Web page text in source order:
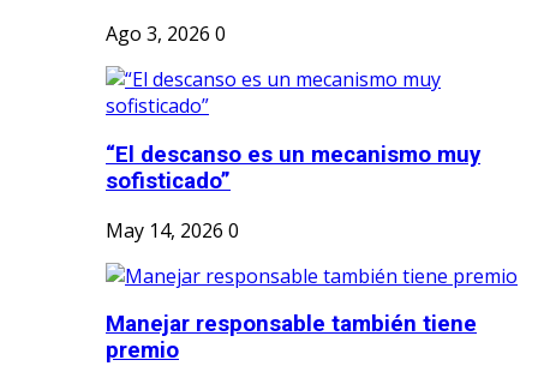
Ago 3, 2026 0
“El descanso es un mecanismo muy
sofisticado”
May 14, 2026 0
Manejar responsable también tiene
premio